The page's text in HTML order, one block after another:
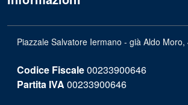
Piazzale Salvatore Iermano - già Aldo Moro,
Codice Fiscale00233900646
Partita IVA 00233900646